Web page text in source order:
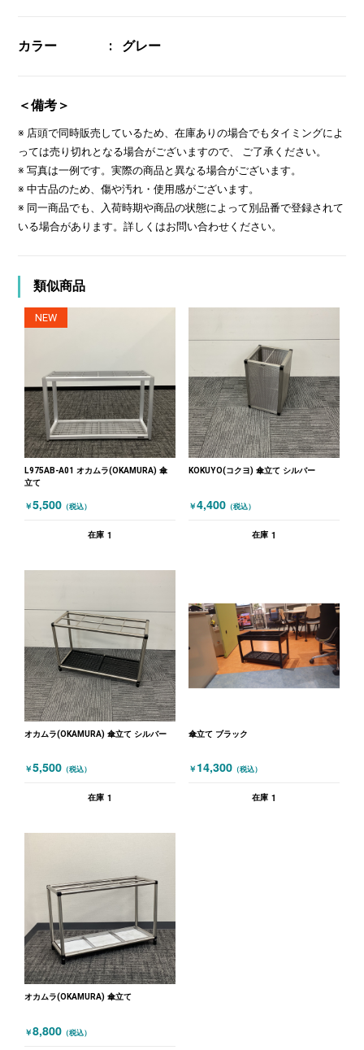
カラー グレー
＜備考＞
※ 店頭で同時販売しているため、在庫ありの場合でもタイミングによ
っては売り切れとなる場合がございますので、 ご了承ください。
※ 写真は一例です。実際の商品と異なる場合がございます。
※ 中古品のため、傷や汚れ・使用感がございます。
※ 同一商品でも、入荷時期や商品の状態によって別品番で登録されて
いる場合があります。詳しくはお問い合わせください。
類似商品
NEW
L975AB-A01 オカムラ(OKAMURA) 傘
立て
￥5,500 （税込）
在庫 1
KOKUYO(コクヨ) 傘立て シルバー
￥4,400 （税込）
在庫 1
オカムラ(OKAMURA) 傘立て シルバー
￥5,500 （税込）
在庫 1
傘立て ブラック
￥ 14,300 （税込）
在庫 1
オカムラ(OKAMURA) 傘立て
￥8,800 （税込）